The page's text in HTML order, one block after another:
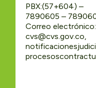
PBX:(57+604) –
7890605 –
Correo electrónico:
cvs@cvs.gov.co,